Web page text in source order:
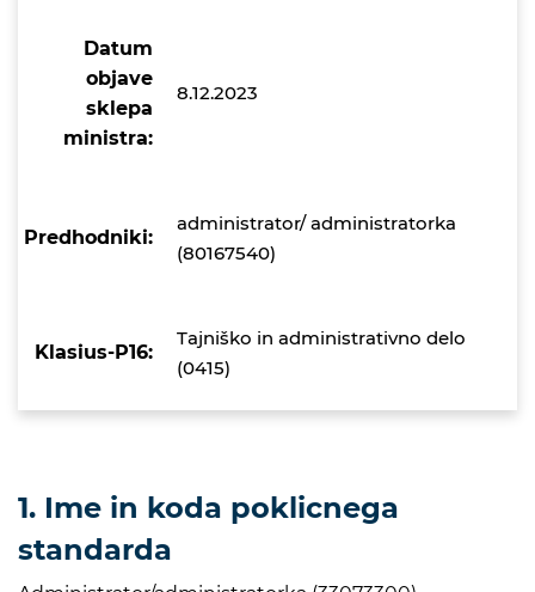
Datum
objave
sklepa
ministra:
8.12.2023
Predhodniki:
administrator/ administratorka
(80167540)
Klasius-P16:
Tajniško in administrativno delo
(0415)
1. Ime in koda poklicnega
standarda